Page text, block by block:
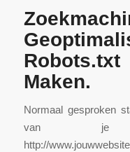
Maken.
Normaal gesproken
van je
http://